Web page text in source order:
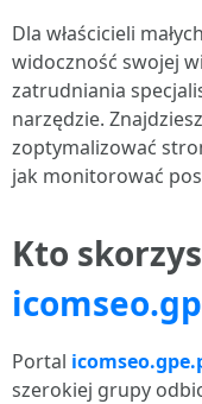
Dla właścicieli
widoczność swojej
zatrudniania
narzędzie.
zoptymalizować
jak monitorować
Kto
Portal
szerokiej grupy